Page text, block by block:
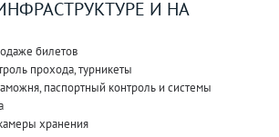
И НА
билетов
прохода, турникеты
паспортный контроль и системы
хранения